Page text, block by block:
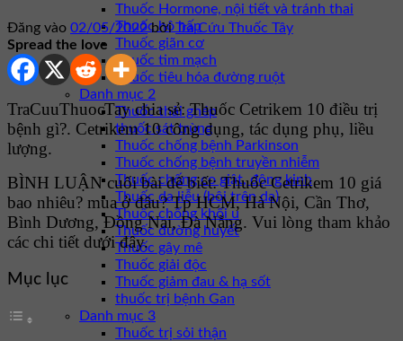
Thuốc Hormone, nội tiết và tránh thai
Thuốc hô hấp
Thuốc giãn cơ
Thuốc tim mạch
Thuốc tiêu hóa đường ruột
Danh mục 2
Thuốc thải ghép
thuốc sát trùng
Thuốc chống bệnh Parkinson
Thuốc chống bệnh truyền nhiễm
Thuốc chống co giật, động kinh
Thuốc da liễu (bôi trên da)
Thuốc chống khối u
Thuốc đường huyết
Thuốc gây mê
Thuốc giải độc
Thuốc giảm đau & hạ sốt
thuốc trị bệnh Gan
Danh mục 3
Thuốc trị sỏi thận
Đăng vào 02/05/2022 bởiTra Cứu Thuốc Tây
Spread the love
TraCuuThuocTay chia sẻ: Thuốc Cetrikem 10 điều trị
bệnh gì?. Cetrikem 10 công dụng, tác dụng phụ, liều
lượng.
BÌNH LUẬN cuối bài để biết: Thuốc Cetrikem 10 giá
bao nhiêu? mua ở đâu? Tp HCM, Hà Nội, Cần Thơ,
Bình Dương, Đồng Nai, Đà Nẵng. Vui lòng tham khảo
các chi tiết dưới đây.
Mục lục